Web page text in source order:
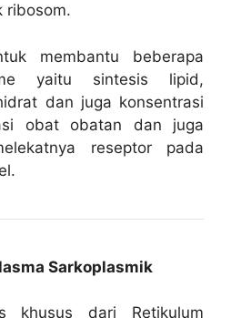
ribosom.
membantu beberapa
yaitu sintesis lipid,
dan juga konsentrasi
obat obatan dan juga
reseptor pada
Sarkoplasmik
khusus dari Retikulum